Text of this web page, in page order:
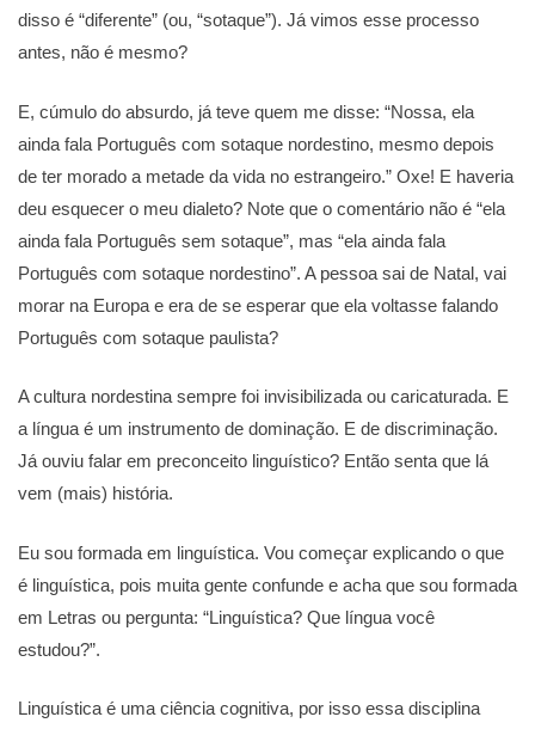
disso é “diferente” (ou, “sotaque”). Já vimos esse processo
antes, não é mesmo?
E, cúmulo do absurdo, já teve quem me disse: “Nossa, ela
ainda fala Português com sotaque nordestino, mesmo depois
de ter morado a metade da vida no estrangeiro.” Oxe! E haveria
deu esquecer o meu dialeto? Note que o comentário não é “ela
ainda fala Português sem sotaque”, mas “ela ainda fala
Português com sotaque nordestino”. A pessoa sai de Natal, vai
morar na Europa e era de se esperar que ela voltasse falando
Português com sotaque paulista?
A cultura nordestina sempre foi invisibilizada ou caricaturada. E
a língua é um instrumento de dominação. E de discriminação.
Já ouviu falar em preconceito linguístico? Então senta que lá
vem (mais) história.
Eu sou formada em linguística. Vou começar explicando o que
é linguística, pois muita gente confunde e acha que sou formada
em Letras ou pergunta: “Linguística? Que língua você
estudou?”.
Linguística é uma ciência cognitiva, por isso essa disciplina